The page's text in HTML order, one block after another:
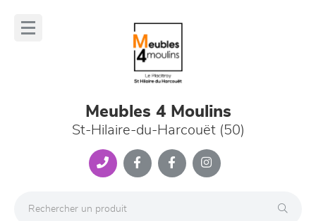
Meubles 4 Moulins
St-Hilaire-du-Harcouët (50)